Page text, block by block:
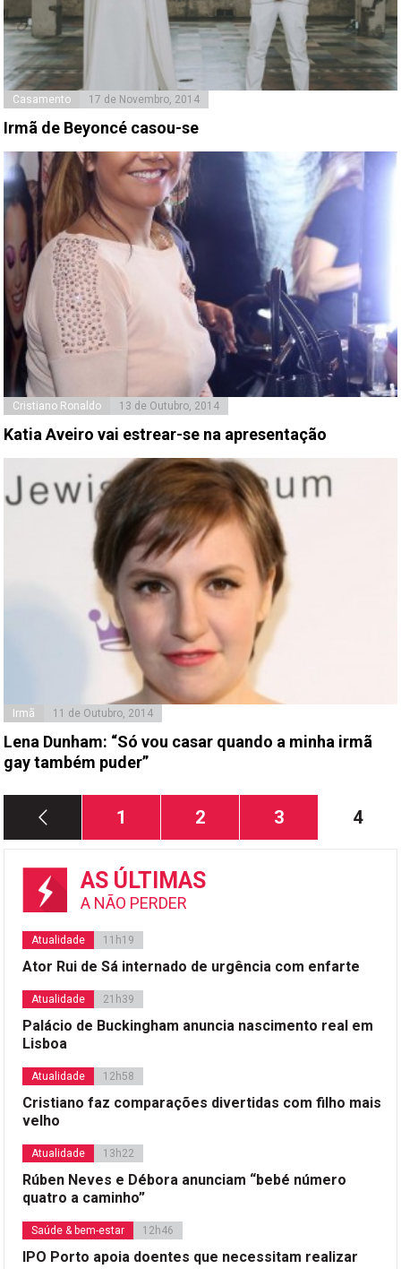
Casamento 17 de Novembro, 2014
Irmã de Beyoncé casou-se
Cristiano Ronaldo 13 de Outubro, 2014
Katia Aveiro vai estrear-se na apresentação
Irmã 11 de Outubro, 2014
Lena Dunham: “Só vou casar quando a minha irmã
gay também puder”
Paginação
dos
conteúdos
Página
1 Página
2 Página
3 4
AS ÚLTIMAS
A NÃO PERDER
Atualidade 11h19
Ator Rui de Sá internado de urgência com enfarte
Atualidade 21h39
Palácio de Buckingham anuncia nascimento real em
Lisboa
Atualidade 12h58
Cristiano faz comparações divertidas com filho mais
velho
Atualidade 13h22
Rúben Neves e Débora anunciam “bebé número
quatro a caminho”
Saúde & bem-estar 12h46
IPO Porto apoia doentes que necessitam realizar